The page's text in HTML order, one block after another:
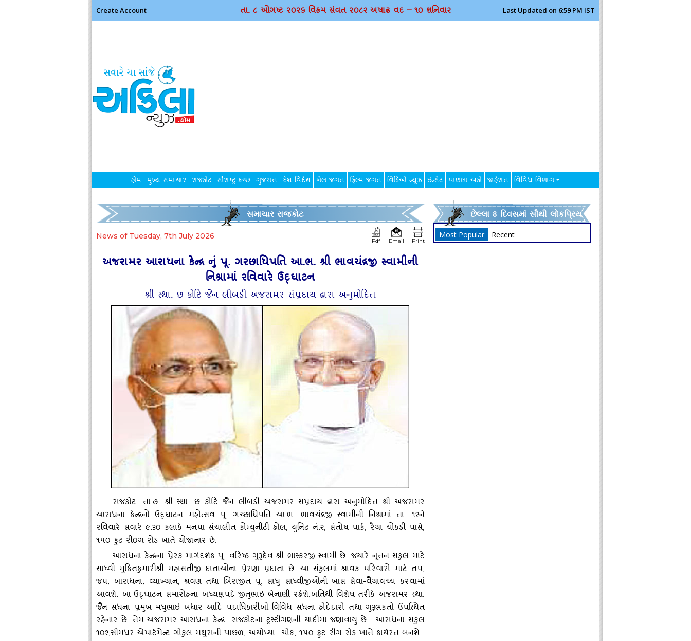
Create Account તા. ૮ ઓગષ્ટ ર૦ર૬ વિક્રમ સંવત ર૦૮૨ અષાઢ વદ – ૧૦ શનિવાર Last Updated on 6:59 PM IST
હોમ મુખ્ય સમાચાર રાજકોટ સૌરાષ્ટ્ર-કચ્છ ગુજરાત દેશ-વિદેશ ખેલ-જગત ફિલ્મ જગત વિડિઓ ન્યૂઝ ઇન્સેટ પાછલા અંકો જાહેરાત વિવિધ વિભાગ
સમાચાર રાજકોટ
News of Tuesday, 7th July 2026
Pdf Email Print
અજરામર આરાધના કેન્‍દ્ર નું પૂ. ગરછાધિપતિ આ.ભ. શ્રી ભાવચંદ્રજી સ્‍વામીની
નિશ્રામાં રવિવારે ઉદ્‌ઘાટન
શ્રી સ્‍થા. છ કોટિ જૈન લીંબડી અજરામર સંપ્રદાય દ્વારા અનુમોદિત
રાજકોટઃ તા.૭: શ્રી સ્‍થા. છ કોટિ જૈન લીંબડી અજરામર સંપ્રદાય દ્વારા અનુમોદિત શ્રી અજરામર
આરાધના કેન્‍દ્રનો ઉદ્‌ઘાટન મહોત્‍સવ પૂ. ગચ્‍છાધિપતિ આ.ભ. ભાવચંદ્રજી સ્‍વામીની નિશ્રામાં તા. ૧૨ને
રવિવારે સવારે ૯.૩૦ કલાકે મનપા સંચાલીત કોમ્‍યુનીટી હોલ, યુનિટ નં.૨, સંતોષ પાર્ક, રૈયા ચોકડી પાસે,
૧૫૦ ફુટ રી૦ગ રોડ ખાતે યોજાનાર છે.
આરાધના કેન્‍દ્રના પ્રેરક માર્ગદર્શક પૂ. વરિષ્‍ઠ ગુરૂદેવ શ્રી ભાસ્‍કરજી સ્‍વામી છે. જયારે નૂતન સંકુલ માટે
સાધ્‍વી મુકિતકુમારીશ્રી મહાસતીજી દાતાઓના પ્રેરણા પ્રદાતા છે. આ સંકુલમાં શ્રાવક પરિવારો માટે તપ,
જપ, આરાધના, વ્‍યાખ્‍યાન, શ્રવણ તથા બિરાજીત પૂ. સાધુ સાધ્‍વીજીઓની ખાસ સેવા-વૈયાવચ્‍ચ કરવામાં
આવશે. આ ઉદ્‌ઘાટન સમારોહના અધ્‍યક્ષપદે જીતુભાઇ બેનાણી રહેશે.અતિથી વિશેષ તરીકે અજરામર સ્‍થા.
જૈન સંધના પ્રમુખ મધુભાઇ ખંધાર આદિ પદાધિકારીઓ વિવિધ સંધના હોદેદારો તથા ગુરૂભકતો ઉપસ્‍થિત
રહેનાર છે. તેમ અજરામર આરાધના કેન્‍દ્ર -રાજકોટના ટ્રસ્‍ટીગણની યાદીમાં જણાવાયું છે. આરાધના સંકુલ
૧૦૨,સીમંધર એપાર્ટમેન્‍ટ ગોકુલ-મથુરાની પાછળ, અયોધ્‍યા ચોક, ૧૫૦ ફુટ રીંગ રોડ ખાતે કાર્યરત બનશે.
છેલ્લા 8 દિવસમાં સૌથી લોકપ્રિય
Most Popular Recent